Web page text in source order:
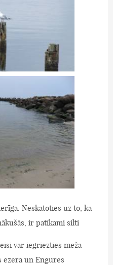
Neskatoties uz to, ka
ir patīkami silti
var iegriezties meža
ezera un Engures